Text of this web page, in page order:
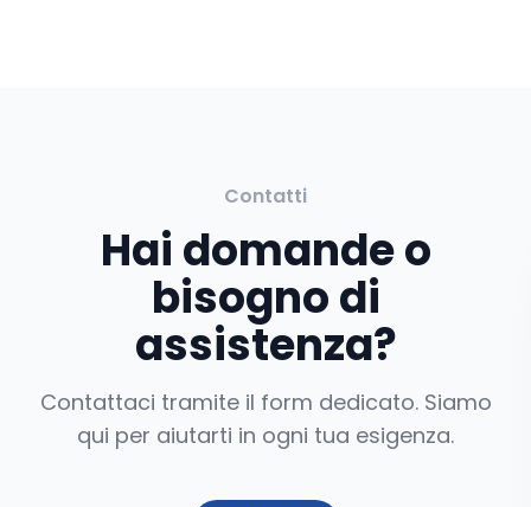
Contatti
Hai domande o
bisogno di
assistenza?
Contattaci tramite il form dedicato. Siamo
qui per aiutarti in ogni tua esigenza.